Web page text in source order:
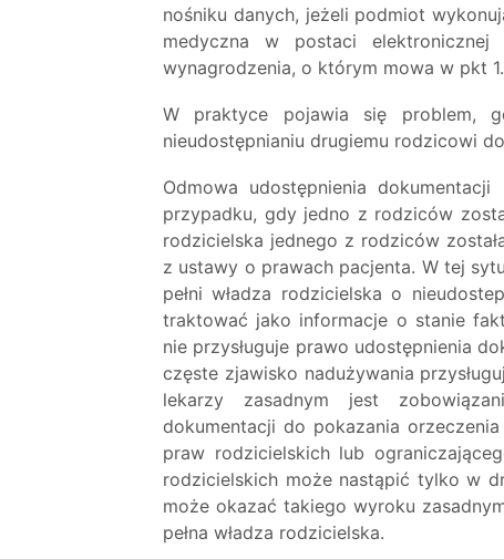
nośniku danych, jeżeli podmiot
medyczna w postaci
wynagrodzenia, o którym mowa w pkt 1.
W praktyce pojawia się problem,
nieudostępnianiu drugiemu rodzicowi
Odmowa udostępnienia
przypadku, gdy jedno z rodziców
rodzicielska jednego z rodziców
z ustawy o prawach pacjenta. W tej
pełni władza rodzicielska o
traktować jako informacje o stanie
nie przysługuje prawo udostępnienia
częste zjawisko nadużywania
lekarzy zasadnym jest
dokumentacji do pokazania
praw rodzicielskich lub
rodzicielskich może nastąpić tylko w
może okazać takiego wyroku
pełna władza rodzicielska.